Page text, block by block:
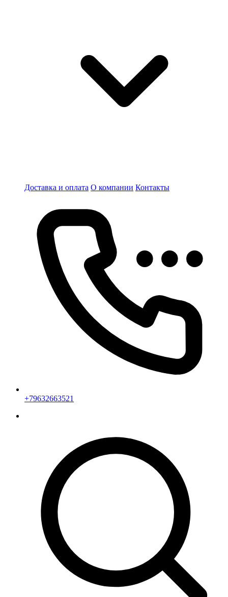
Доставка и оплата О компании Контакты
+79632663521